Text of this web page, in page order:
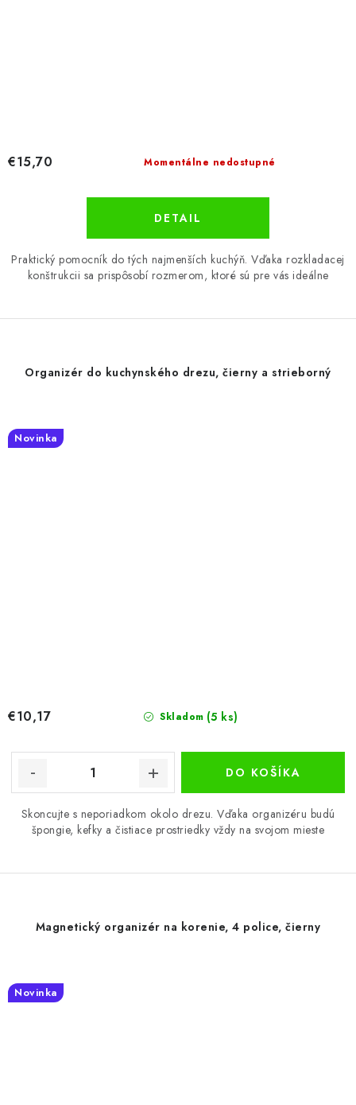
Momentálne nedostupné
€15,70
DETAIL
Praktický pomocník do tých najmenších kuchýň. Vďaka rozkladacej
konštrukcii sa prispôsobí rozmerom, ktoré sú pre vás ideálne
Organizér do kuchynského drezu, čierny a strieborný
Novinka
Skladom (5 ks)
€10,17
DO KOŠÍKA
Skoncujte s neporiadkom okolo drezu. Vďaka organizéru budú
špongie, kefky a čistiace prostriedky vždy na svojom mieste
Magnetický organizér na korenie, 4 police, čierny
Novinka